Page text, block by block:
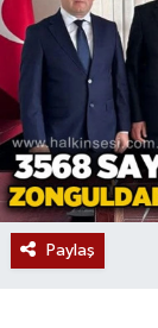
Paylaş
DUNYA
Düzce
Eğitim
Ekonomi
Genel